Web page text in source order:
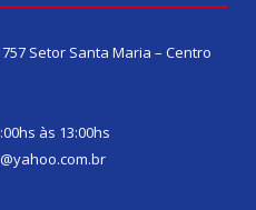
Setor Santa Maria – Centro
às 13:00hs